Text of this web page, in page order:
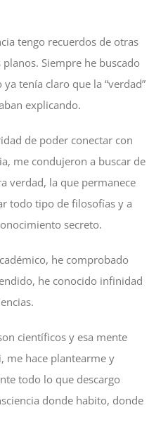
tengo recuerdos de otras
Siempre he buscado
tenía claro que la “verdad”
explicando.
de poder conectar con
me condujeron a buscar de
verdad, la que permanece
todo tipo de filosofías y a
secreto.
he comprobado
he conocido infinidad
científicos y esa mente
me hace plantearme y
todo lo que descargo
donde habito, donde